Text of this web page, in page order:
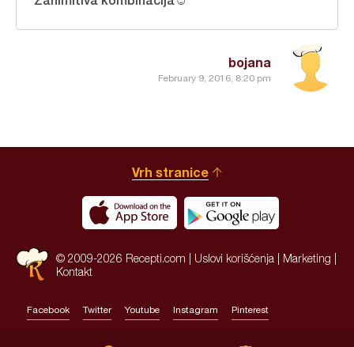
bojana
February 9, 2016, 8:20 pm
Vrh stranice
© 2009-2026 Recepti.com | Uslovi korišćenja Marketing
Kontakt
Facebook Twitter Youtube Instagram Pinterest